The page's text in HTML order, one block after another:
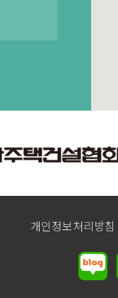
개인정보처리방침